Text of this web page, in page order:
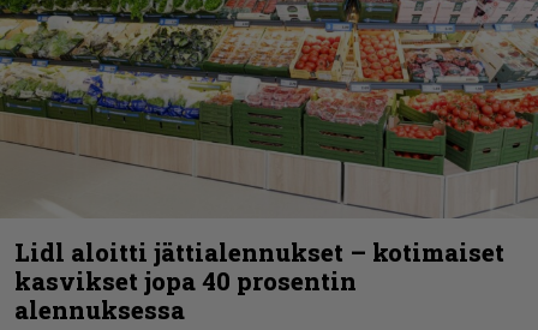
Lidl aloitti jättialennukset – kotimaiset
kasvikset jopa 40 prosentin
alennuksessa